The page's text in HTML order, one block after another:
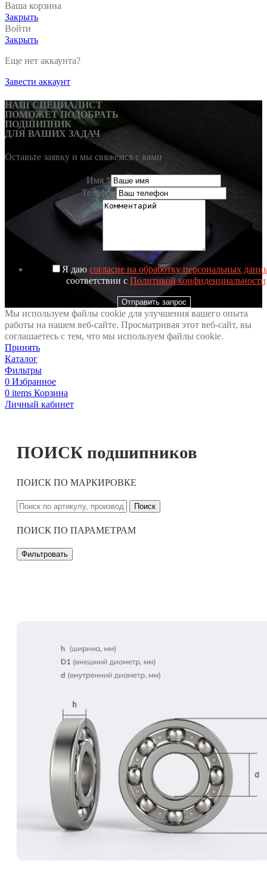
Ваша корзина
Закрыть
Войти
Закрыть
Еще нет аккаунта?
Завести аккаунт
НАШ СПЕЦИАЛИСТ
ПОМОЖЕТ ПОДОБРАТЬ
ПОДШИПНИК
ДЛЯ ВАШИХ ЗАДАЧ
Оставьте заявку и мы свяжемся с вами
Имя*
Телефон
Я даю согласие на обработку персональных
соответствии с Политикой конфиденциальности
Отправить запрос
Мы используем файлы cookie для улучшения вашего опыта
работы на нашем веб-сайте. Просматривая этот веб-сайт, вы
соглашаетесь с тем, что мы используем файлы cookie.
Принять
Каталог
Фильтры
0 Избранное
0 items Корзина
Личный кабинет
ПОИСК подшипников
ПОИСК ПО МАРКИРОВКЕ
Поиск
ПОИСК ПО ПАРАМЕТРАМ
Фильтровать